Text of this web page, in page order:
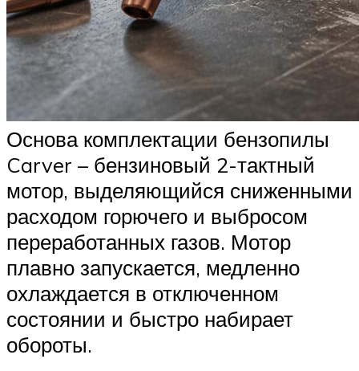
Основа комплектации бензопилы
Carver – бензиновый 2-тактный
мотор, выделяющийся сниженными
расходом горючего и выбросом
переработанных газов. Мотор
плавно запускается, медленно
охлаждается в отключенном
состоянии и быстро набирает
обороты.